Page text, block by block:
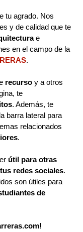
tu agrado. Nos
y de calidad que te
e
en el campo de la
.
recurso y a otros
te
. Además, te
barra lateral para
relacionados
.
útil para otras
redes sociales.
son útiles para
de